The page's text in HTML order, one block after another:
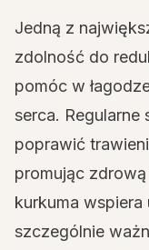
Jedną z
zdolność do
pomóc w
serca.
poprawić
promując
kurkuma
szczególnie